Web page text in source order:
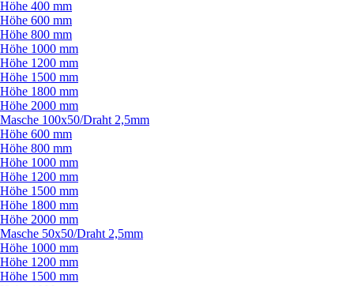
Höhe 400 mm
Höhe 600 mm
Höhe 800 mm
Höhe 1000 mm
Höhe 1200 mm
Höhe 1500 mm
Höhe 1800 mm
Höhe 2000 mm
Masche 100x50/Draht 2,5mm
Höhe 600 mm
Höhe 800 mm
Höhe 1000 mm
Höhe 1200 mm
Höhe 1500 mm
Höhe 1800 mm
Höhe 2000 mm
Masche 50x50/Draht 2,5mm
Höhe 1000 mm
Höhe 1200 mm
Höhe 1500 mm